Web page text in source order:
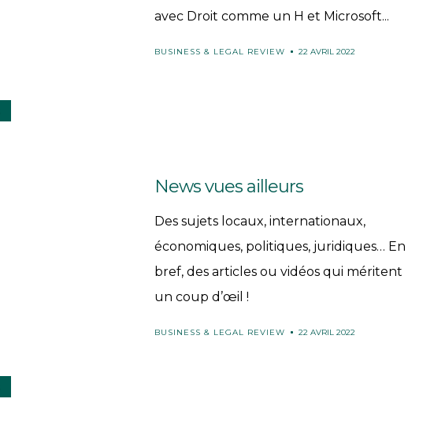
avec Droit comme un H et Microsoft...
BUSINESS & LEGAL REVIEW 22 AVRIL 2022
News vues ailleurs
Des sujets locaux, internationaux,
économiques, politiques, juridiques… En
bref, des articles ou vidéos qui méritent
un coup d’œil !
BUSINESS & LEGAL REVIEW 22 AVRIL 2022